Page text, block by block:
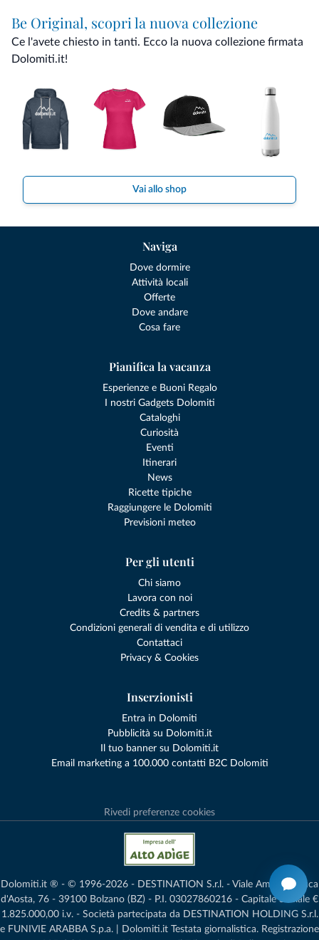
Be Original, scopri la nuova collezione
Ce l'avete chiesto in tanti. Ecco la nuova collezione firmata
Dolomiti.it!
Vai allo shop
Naviga
Dove dormire
Attività locali
Offerte
Dove andare
Cosa fare
Pianifica la vacanza
Esperienze e Buoni Regalo
I nostri Gadgets Dolomiti
Cataloghi
Curiosità
Eventi
Itinerari
News
Ricette tipiche
Raggiungere le Dolomiti
Previsioni meteo
Per gli utenti
Chi siamo
Lavora con noi
Credits & partners
Condizioni generali di vendita e di utilizzo
Contattaci
Privacy & Cookies
Inserzionisti
Entra in Dolomiti
Pubblicità su Dolomiti.it
Il tuo banner su Dolomiti.it
Email marketing a 100.000 contatti B2C Dolomiti
Rivedi preferenze cookies
Dolomiti.it ® - © 1996-2026 - DESTINATION S.r.l. - Viale Amedeo Duca
d'Aosta, 76 - 39100 Bolzano (BZ) - P.I. 03027860216 - Capitale Sociale €
1.825.000,00 i.v. - Società partecipata da DESTINATION HOLDING S.r.l.
e FUNIVIE ARABBA S.p.a. | Dolomiti.it Testata giornalistica. Registrazione